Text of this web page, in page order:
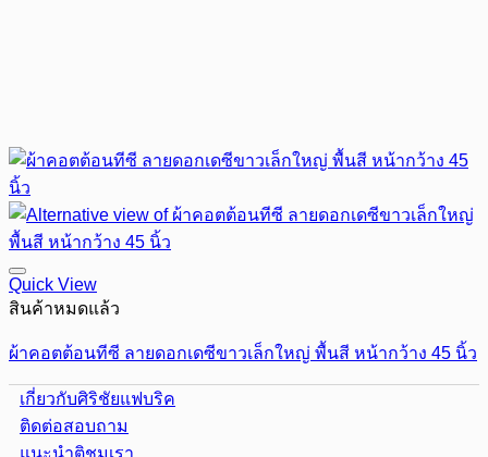
Quick View
สินค้าหมดแล้ว
ผ้าคอตต้อนทีซี ลายดอกเดซีขาวเล็กใหญ่ พื้นสี หน้ากว้าง 45 นิ้ว
เกี่ยวกับศิริชัยแฟบริค
ติดต่อสอบถาม
แนะนำติชมเรา